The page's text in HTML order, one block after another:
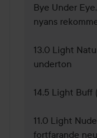
Bye Under
nyans
13.0 Light
underton
14.5 Light Buff
11.0 Light
fortfarande